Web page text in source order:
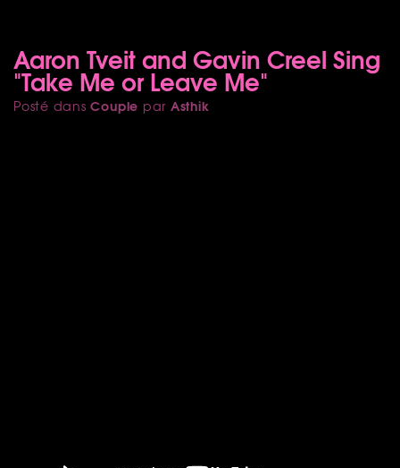
Aaron Tveit and Gavin Creel Sing
"Take Me or Leave Me"
Posté dansCouple par Asthik